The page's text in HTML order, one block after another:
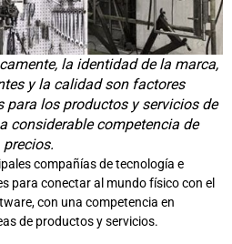
la identidad de la marca,
y la calidad son factores
los productos y servicios de
considerable competencia de
precios.
compañías de tecnología e
para conectar al mundo físico con el
con una competencia en
de productos y servicios.